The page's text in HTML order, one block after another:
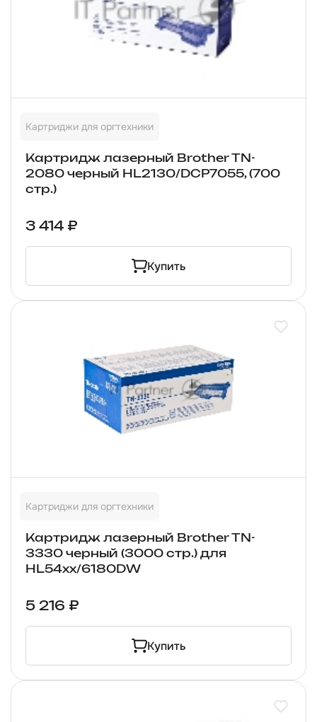
Картриджи для оргтехники
Картридж лазерный Brother TN-
2080 черный HL2130/DCP7055, (700
стр.)
3 414 ₽
Купить
Картриджи для оргтехники
Картридж лазерный Brother TN-
3330 черный (3000 стр.) для
HL54xx/6180DW
5 216 ₽
Купить